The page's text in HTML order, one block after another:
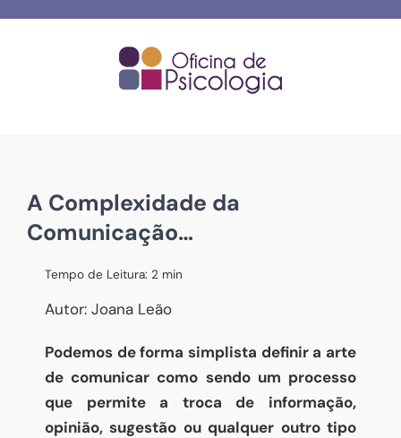
A Complexidade da
Comunicação…
Tempo de Leitura: 2 min
Autor: Joana Leão
Podemos de forma simplista definir a arte
de comunicar como sendo um processo
que permite a troca de informação,
opinião, sugestão ou qualquer outro tipo